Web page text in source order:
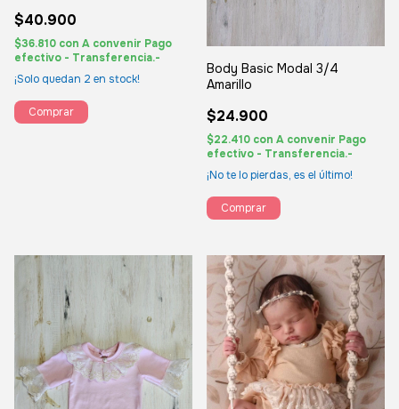
$40.900
$36.810 con A convenir Pago
efectivo - Transferencia.-
¡Solo quedan 2 en stock!
Comprar
Body Basic Modal 3/4
Amarillo
$24.900
$22.410 con A convenir Pago
efectivo - Transferencia.-
¡No te lo pierdas, es el último!
Comprar